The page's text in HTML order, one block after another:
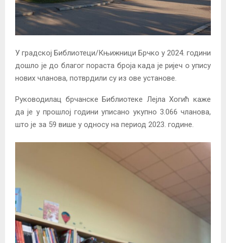
У градској Библиотеци/Књижници Брчко у 2024. години
дошло је до благог пораста броја када је ријеч о упису
нових чланова, потврдили су из ове установе.
Руководилац брчанске Библиотеке Лејла Хогић каже
да је у прошлој години уписано укупно 3.066 чланова,
што је за 59 више у односу на период 2023. године.